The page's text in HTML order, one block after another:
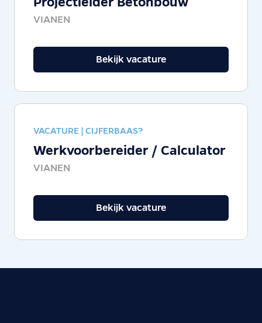
VIANEN
Bekijk vacature
VACATURE | CIJFERBAAS?
Werkvoorbereider / Calculator
VIANEN
Bekijk vacature